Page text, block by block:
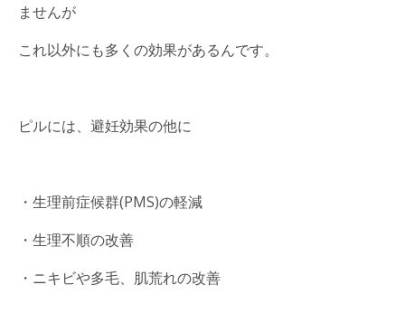
ませんが
これ以外にも多くの効果があるんです。
ピルには、避妊効果の他に
・生理前症候群(PMS)の軽減
・生理不順の改善
・ニキビや多毛、肌荒れの改善